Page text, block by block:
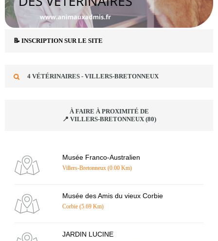
📝 INSCRIPTION SUR LE SITE
4 VÉTÉRINAIRES - VILLERS-BRETONNEUX
À FAIRE À PROXIMITÉ DE
📍 VILLERS-BRETONNEUX (80)
Musée Franco-Australien
Villers-Bretonneux (0.00 Km)
Musée des Amis du vieux Corbie
Corbie (5.69 Km)
JARDIN LUCINE